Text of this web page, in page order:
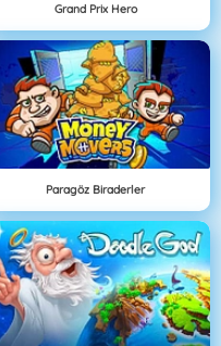
Grand Prix Hero
Paragöz Biraderler